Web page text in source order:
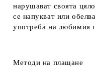
нарушават своята
се напукват или
употреба на любимия
Методи на плащане